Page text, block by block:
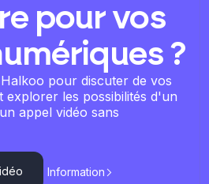
pour vos
?
pour discuter de vos
explorer les possibilités d'un
appel vidéo sans
Information